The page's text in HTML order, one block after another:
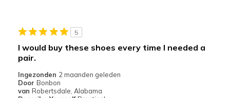
Casual Wear
Width
Sizing
Feels true to size
View On Shoes
I'm Into Shoes
5
I would buy these shoes every time I needed a
pair.
Ingezonden 2 maanden geleden
Door Bonbon
van Robertsdale, Alabama